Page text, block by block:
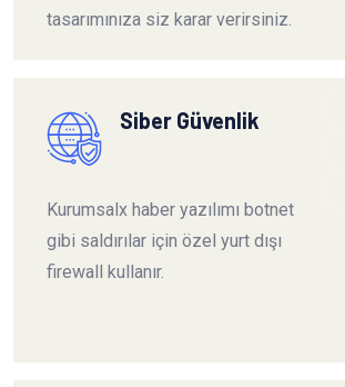
tasarımınıza siz karar verirsiniz.
Siber Güvenlik
Kurumsalx haber yazılımı botnet
gibi saldırılar için özel yurt dışı
firewall kullanır.